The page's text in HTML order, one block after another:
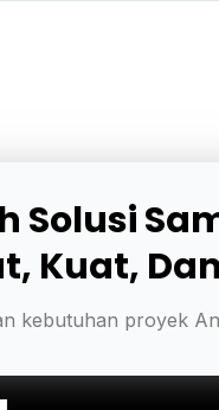
Solusi
Kuat,
kebutuhan proyek